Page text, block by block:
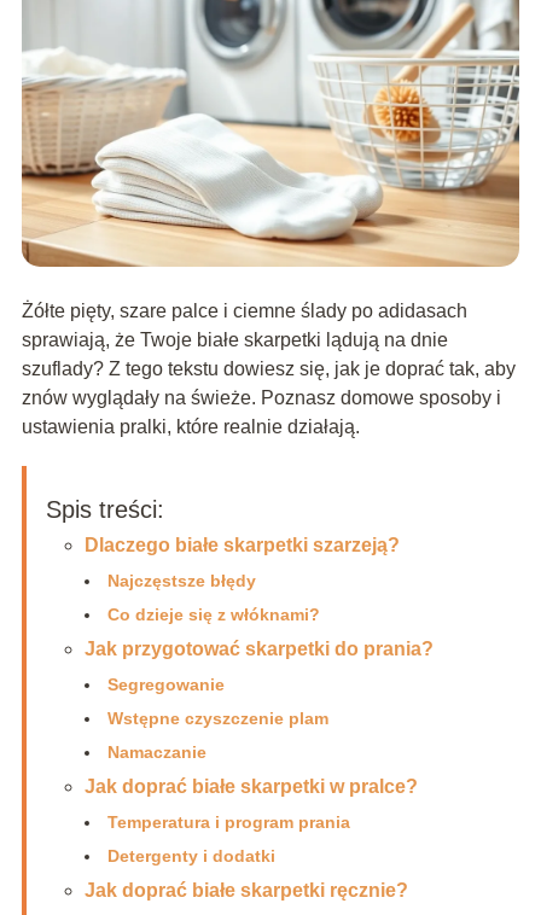
Żółte pięty, szare palce i ciemne ślady po adidasach
sprawiają, że Twoje białe skarpetki lądują na dnie
szuflady? Z tego tekstu dowiesz się, jak je doprać tak, aby
znów wyglądały na świeże. Poznasz domowe sposoby i
ustawienia pralki, które realnie działają.
Spis treści:
Dlaczego białe skarpetki szarzeją?
Najczęstsze błędy
Co dzieje się z włóknami?
Jak przygotować skarpetki do prania?
Segregowanie
Wstępne czyszczenie plam
Namaczanie
Jak doprać białe skarpetki w pralce?
Temperatura i program prania
Detergenty i dodatki
Jak doprać białe skarpetki ręcznie?